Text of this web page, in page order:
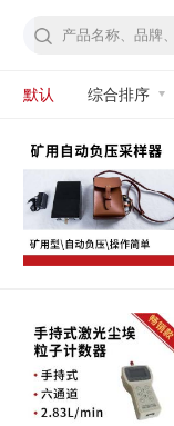
默认 综合排序